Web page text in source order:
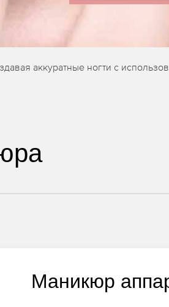
аккуратные ногти с
Маникюр